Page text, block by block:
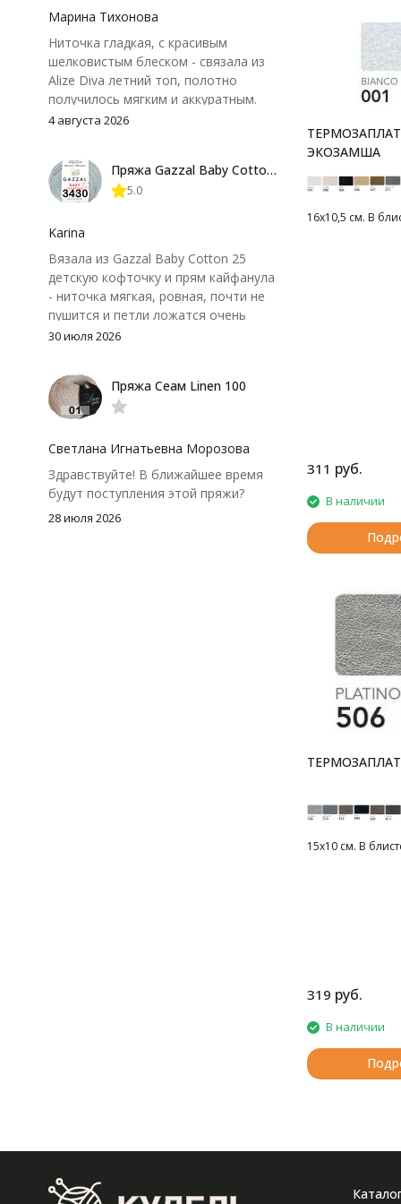
ЭКОЗАМША
16х10,5 см. В
311 руб.
В наличии
15х10 см. В
319 руб.
В наличии
Марина Тихонова
Ниточка гладкая, с красивым
шелковистым блеском - связала из
Alize Diva летний топ, полотно
получилось мягким и аккуратным.
Петли хорошо видны, вяжется
нюанс - пряжа немного скользит и
иногда расслаивается, пришлось
крючок поудобнее.
4 августа 2026
Пряжа Gazzal Baby Cotton 25
5.0
Karina
Вязала из Gazzal Baby Cotton 25
детскую кофточку и прям кайфанула
- ниточка мягкая, ровная, почти не
пушится и петли ложатся очень
аккуратно. После стирки полотно
потеряло, цвет тоже не стал
тусклее. Единственный нюанс -
моточки маленькие, расход лучше
чуть-чуть не хватило))
30 июля 2026
Пряжа Сеам Linen 100
Светлана Игнатьевна Морозова
Здравствуйте! В ближайшее время
будут поступления этой пряжи?
28 июля 2026